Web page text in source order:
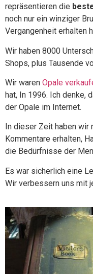
repräsentieren die
noch nur ein winziger
Vergangenheit erhalten
Wir haben 8000
Shops, plus Tausende
Wir waren Opale
hat, In 1996. Ich denke,
der Opale im Internet.
In dieser Zeit haben wir
Kommentare erhalten,
die Bedürfnisse der
Es war sicherlich eine
Wir verbessern uns mit